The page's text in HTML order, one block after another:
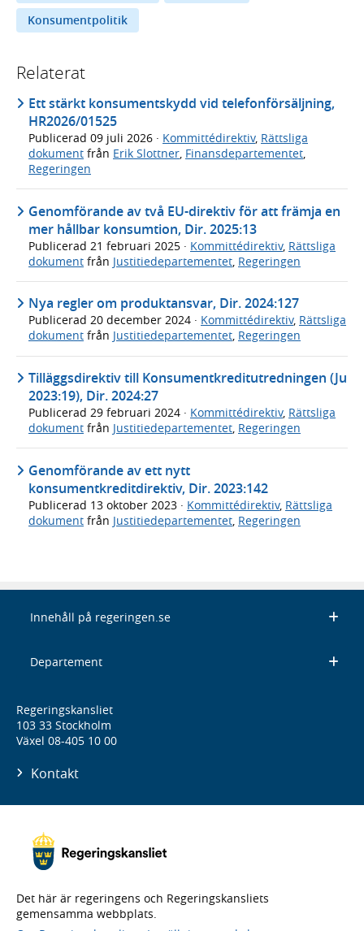
Konsumentpolitik
Relaterat
Ett stärkt konsumentskydd vid telefonförsäljning,
HR2026/01525
Publicerad 09 juli 2026 · Kommittédirektiv, Rättsliga
dokument från Erik Slottner, Finansdepartementet,
Regeringen
Genomförande av två EU-direktiv för att främja en
mer hållbar konsumtion, Dir. 2025:13
Publicerad 21 februari 2025 · Kommittédirektiv, Rättsliga
dokument från Justitiedepartementet Regeringen
Nya regler om produktansvar, Dir. 2024:127
Publicerad 20 december 2024 · Kommittédirektiv, Rättsliga
dokument från Justitiedepartementet, Regeringen
Tilläggsdirektiv till Konsumentkreditutredningen (Ju
2023:19), Dir. 2024:27
Publicerad 29 februari 2024 · Kommittédirektiv, Rättsliga
dokument från Justitiedepartementet, Regeringen
Genomförande av ett nytt
konsumentkreditdirektiv, Dir. 2023:142
Publicerad 13 oktober 2023 · Kommittédirektiv, Rättsliga
dokument från Justitiedepartementet Regeringen
Innehåll på regeringen.se
Departement
Regeringskansliet
103 33 Stockholm
Växel 08-405 10 00
Kontakt
Det här är regeringens och Regeringskansliets
gemensamma webbplats.